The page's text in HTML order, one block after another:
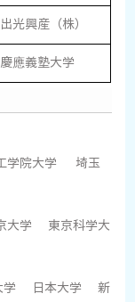
出光興産（株）
慶應義塾大学
学院大学 埼玉
学 東京科学大
学 日本大学 新